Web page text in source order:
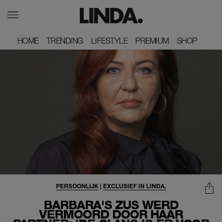
HOME
HOME TRENDING
TRENDING LIFESTYLE
LIFESTYLE PREMIUM
PREMIUM SHOP
SHOP
BARBARA'S ZUS WERD
VERMOORD DOOR HAAR
PERSOONLIJK | EXCLUSIEF IN LINDA.